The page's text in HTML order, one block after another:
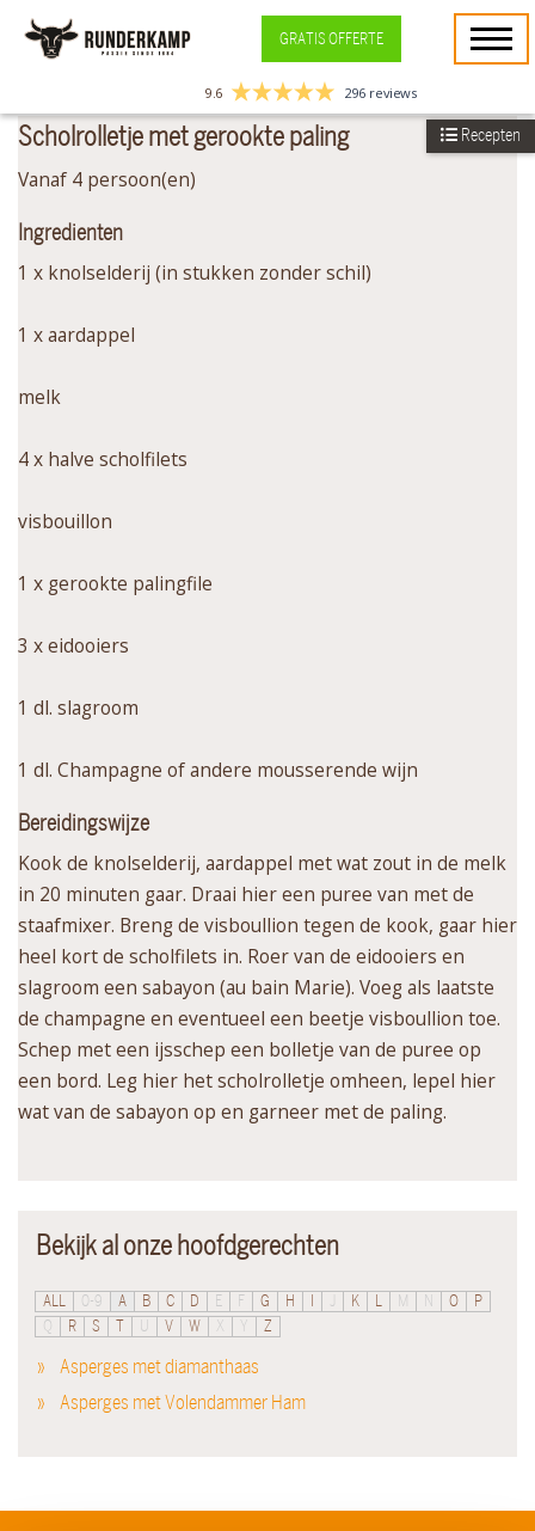
GRATIS OFFERTE
9.6 296 reviews
Scholrolletje met gerookte paling
Vanaf 4 persoon(en)
Ingredienten
1 x knolselderij (in stukken zonder schil)
1 x aardappel
melk
4 x halve scholfilets
visbouillon
1 x gerookte palingfile
3 x eidooiers
1 dl. slagroom
1 dl. Champagne of andere mousserende wijn
Bereidingswijze
Kook de knolselderij, aardappel met wat zout in de melk
in 20 minuten gaar. Draai hier een puree van met de
staafmixer. Breng de visboullion tegen de kook, gaar hier
heel kort de scholfilets in. Roer van de eidooiers en
slagroom een sabayon (au bain Marie). Voeg als laatste
de champagne en eventueel een beetje visboullion toe.
Schep met een ijsschep een bolletje van de puree op
een bord. Leg hier het scholrolletje omheen, lepel hier
wat van de sabayon op en garneer met de paling.
Bekijk al onze hoofdgerechten
ALL 0-9 A B C D E F G H K M N O
P
Q
R S T U V W X Y Z
Asperges met diamanthaas
Asperges met Volendammer Ham
Recepten